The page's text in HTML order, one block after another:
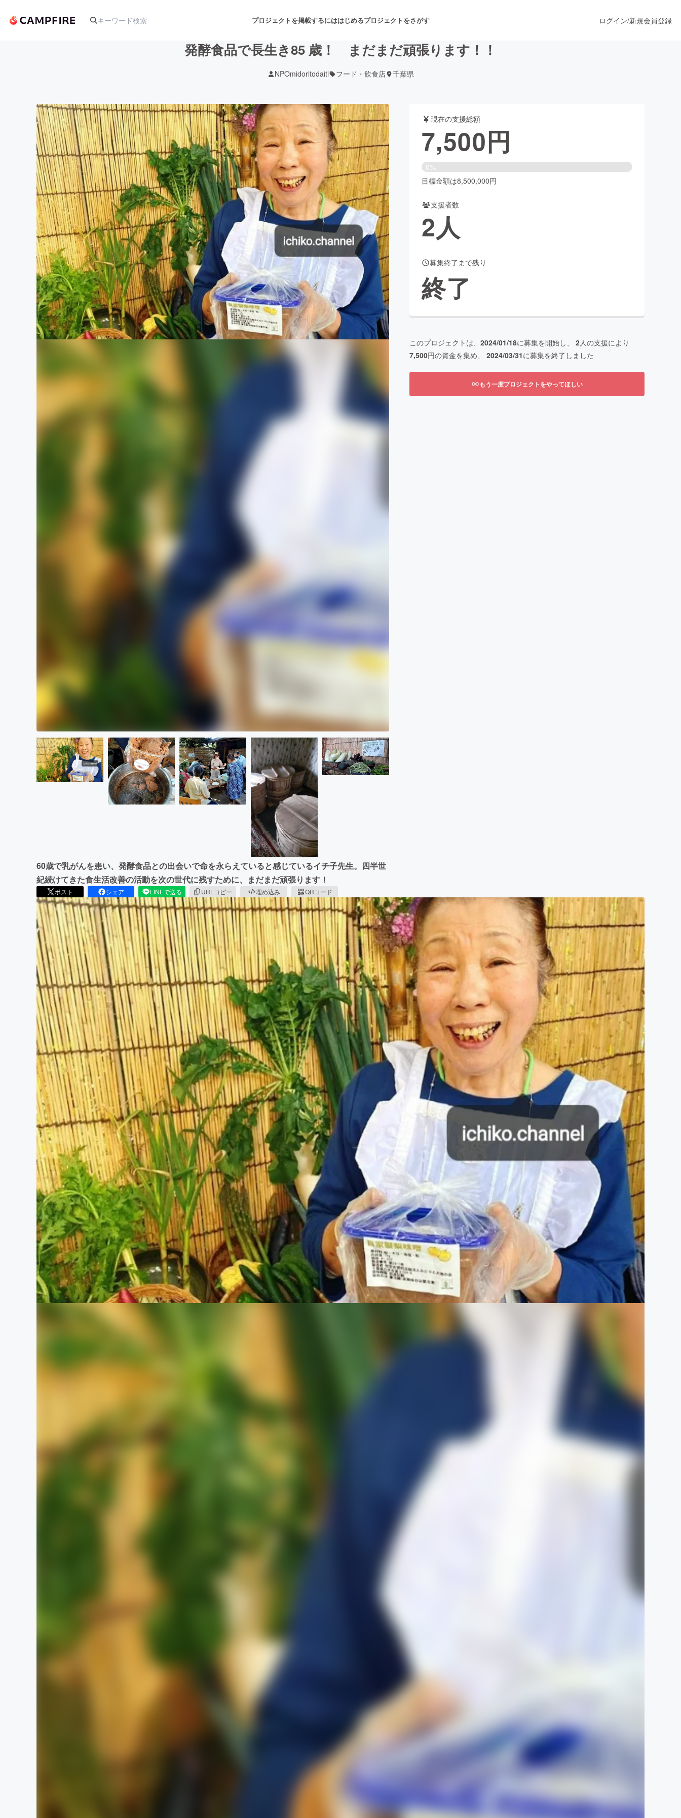
プロジェクトを掲載するにははじめるプロジェクトをさがす
アート・写真 音楽 舞台・パフォーマンス
テクノロジー・ガジェット ゲーム・サービス開発 フード・飲食店
映像・映画 書籍・雑誌出版 アニメ・漫画
ビジネス・起業 チャレンジ ビューティー・ヘルスケア
まちづくり・地域活性化
CAMPFIRE for Social Good
CAMPFIRE Creation
CAMPFIREふるさと納税
machi-ya コミュニティ
ログイン/新規会員登録
発酵食品で長生き85 歳！ まだまだ頑張ります！！
NPOmidoritodaiti フード・飲食店 千葉県
60歳で乳がんを患い、発酵食品との出会いで命を永らえていると感じているイチ子先生。四半世
紀続けてきた食生活改善の活動を次の世代に残すために、まだまだ頑張ります！
ポスト シェア LINEで送る URLコピー 埋め込み QRコード
現在の支援総額
7,500円
0%
目標金額は8,500,000円
支援者数
2人
募集終了まで残り
終了
このプロジェクトは、 2024/01/18に募集を開始し、 2人の支援により
7,500円の資金を集め、 2024/03/31に募集を終了しました
もう一度プロジェクトをやってほしい